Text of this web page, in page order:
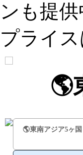
ンも提
プライ
🌎️
🌎️東南アジア5ヶ